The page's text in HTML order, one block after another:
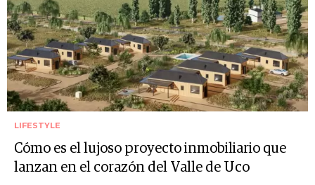
LIFESTYLE
Cómo es el lujoso proyecto inmobiliario que
lanzan en el corazón del Valle de Uco